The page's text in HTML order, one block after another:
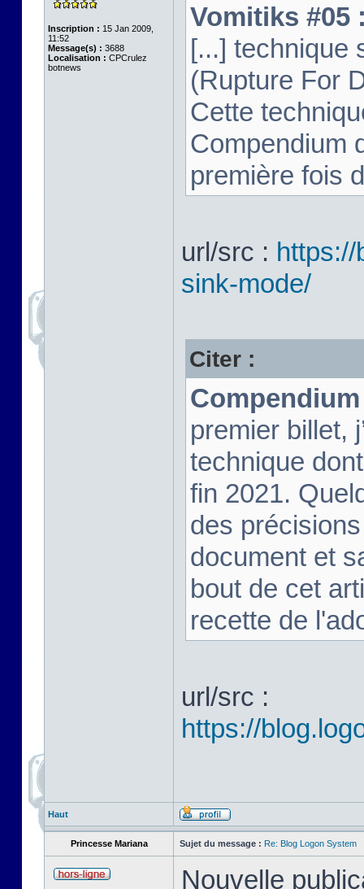
Inscription : 15 Jan 2009,
11:52
Message(s) : 3688
Localisation : CPCrulez
botnews
Vomitiks #05
[...] technique
(Rupture For
Cette
Compendium
première fois
url/src :
sink-mode/
Citer :
premier billet,
technique
fin 2021.
des
document et
bout de cet
recette de
url/src :
https://
Haut
Princesse Mariana Sujet du message : Re: Blog Logon System
Nouvelle